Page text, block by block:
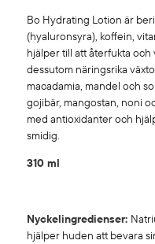
Bo Hydrating Lotion är
(hyaluronsyra), koffein,
hjälper till att återfukta
dessutom näringsrika
macadamia, mandel och
gojibär, mangostan, noni
med antioxidanter och
smidig.
310 ml
Nyckelingredienser:
hjälper huden att bevara